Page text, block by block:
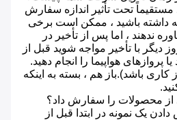
مستقیماً تحت تأثیر اندازه سفارش
داشته باشید ، ممکن است برخی
ندهند ، اما پس از تأخیر در
دیگر با تأخیر مواجه شوید قبل از
پروازهای هواپیما را انجام دهید.
است از 3 تا 7 روز کاری باشد).باز هم ، بسته به اینکه
از محصولات را سفارش داد؟
یک نمونه در ابتدا قبل از